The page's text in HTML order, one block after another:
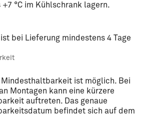
+7 °C im Kühlschrank lagern.
bei Lieferung mindestens 4 Tage
Mindesthaltbarkeit ist möglich. Bei
Montagen kann eine kürzere
auftreten. Das genaue
befindet sich auf dem